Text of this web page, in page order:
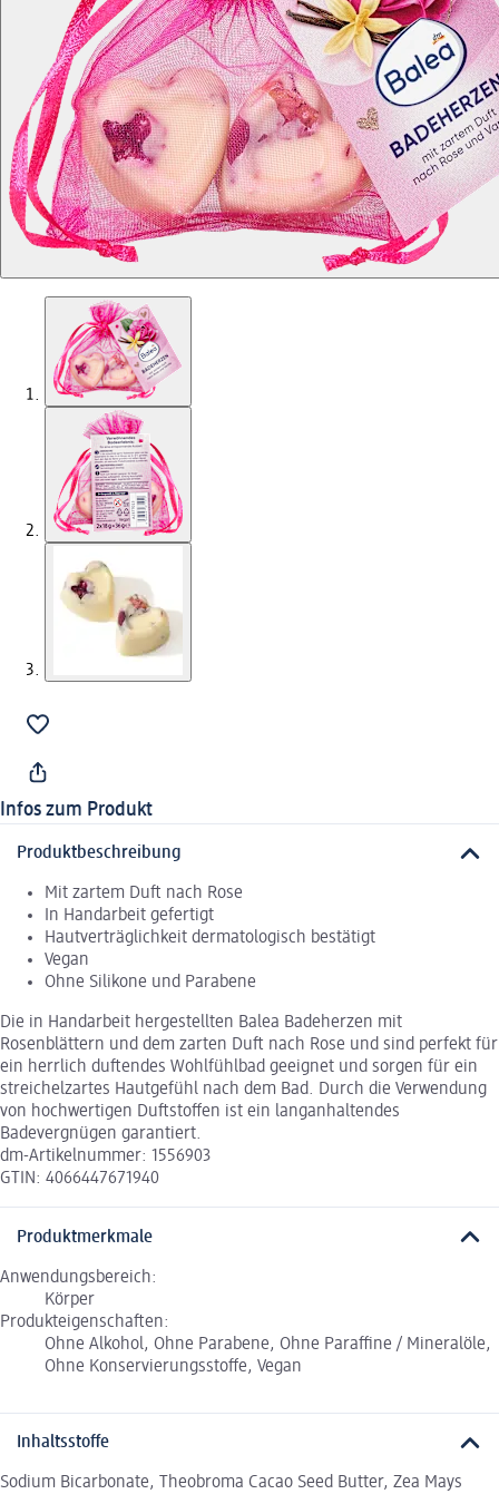
Infos zum Produkt
Produktbeschreibung
Mit zartem Duft nach Rose
In Handarbeit gefertigt
Hautverträglichkeit dermatologisch bestätigt
Vegan
Ohne Silikone und Parabene
Die in Handarbeit hergestellten Balea Badeherzen mit
Rosenblättern und dem zarten Duft nach Rose und sind perfekt für
ein herrlich duftendes Wohlfühlbad geeignet und sorgen für ein
streichelzartes Hautgefühl nach dem Bad. Durch die Verwendung
von hochwertigen Duftstoffen ist ein langanhaltendes
Badevergnügen garantiert.
dm-Artikelnummer: 1556903
GTIN: 4066447671940
Produktmerkmale
Anwendungsbereich:
Körper
Produkteigenschaften:
Ohne Alkohol, Ohne Parabene, Ohne Paraffine / Mineralöle,
Ohne Konservierungsstoffe, Vegan
Inhaltsstoffe
Sodium Bicarbonate, Theobroma Cacao Seed Butter, Zea Mays